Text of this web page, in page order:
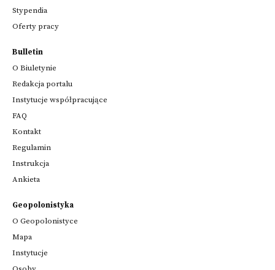
Stypendia
Oferty pracy
Bulletin
O Biuletynie
Redakcja portalu
Instytucje współpracujące
FAQ
Kontakt
Regulamin
Instrukcja
Ankieta
Geopolonistyka
O Geopolonistyce
Mapa
Instytucje